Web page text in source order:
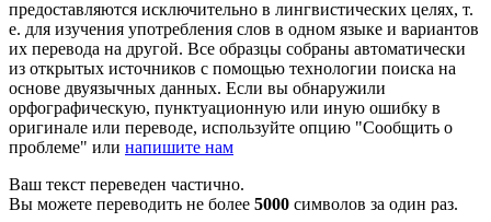
предоставляются исключительно в лингвистических целях, т.
е. для изучения употребления слов в одном языке и вариантов
их перевода на другой. Все образцы собраны автоматически
из открытых источников с помощью технологии поиска на
основе двуязычных данных. Если вы обнаружили
орфографическую, пунктуационную или иную ошибку в
оригинале или переводе, используйте опцию "Сообщить о
проблеме" или напишите нам
Ваш текст переведен частично.
Вы можете переводить не более 5000 символов за один раз.